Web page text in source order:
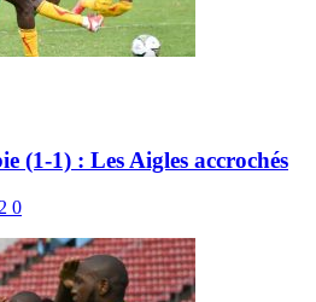
(1-1) : Les Aigles accrochés
0